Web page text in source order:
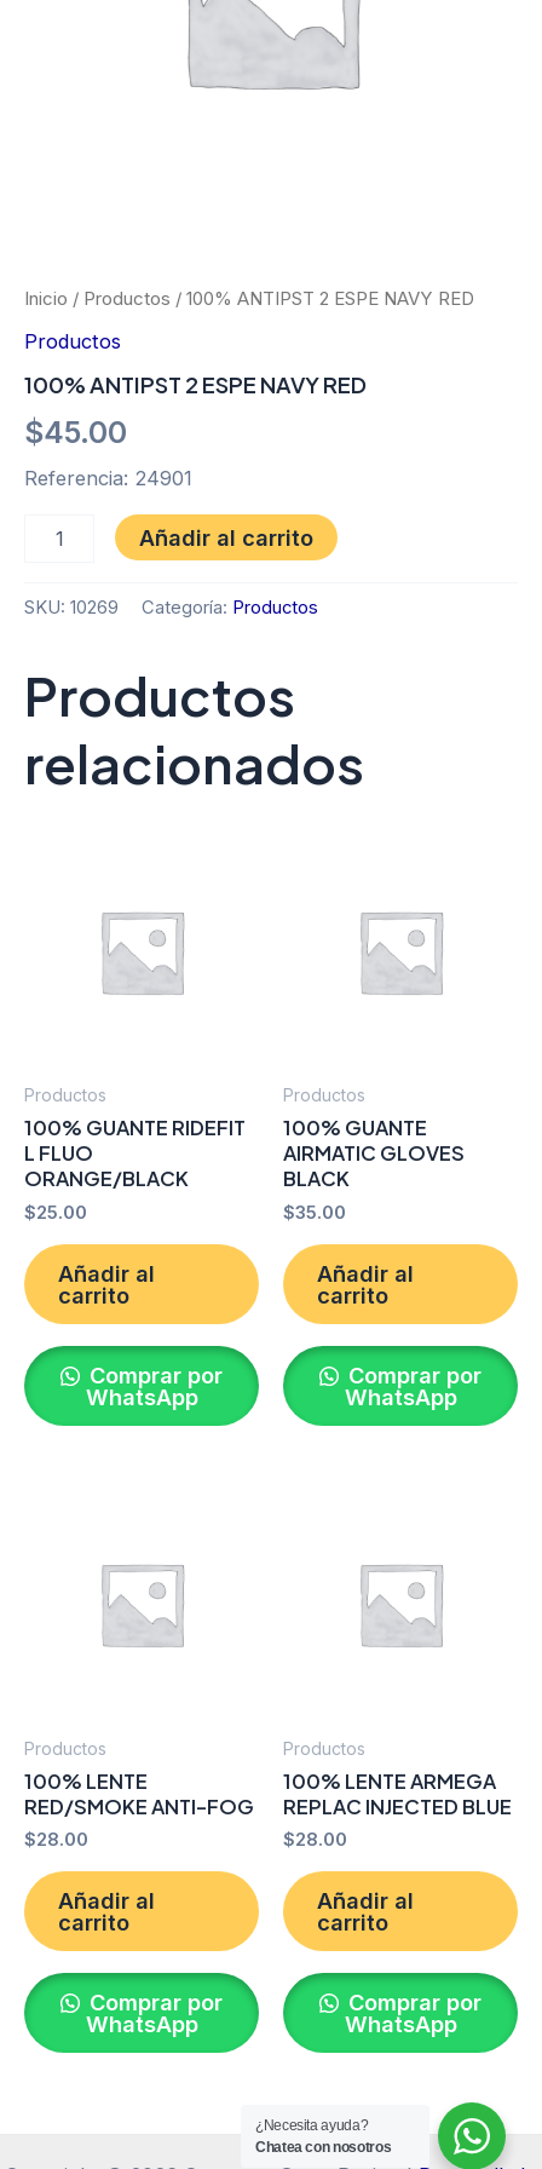
Inicio / Productos / 100% ANTIPST 2 ESPE NAVY RED
Productos
100% ANTIPST 2 ESPE NAVY RED
$45.00
Referencia: 24901
Añadir al carrito
SKU: 10269 Categoría: Productos
Productos
relacionados
Productos
100% GUANTE RIDEFIT
L FLUO
ORANGE/BLACK
$25.00
Añadir al
carrito
Comprar por
WhatsApp
Productos
100% GUANTE
AIRMATIC GLOVES
BLACK
$35.00
Añadir al
carrito
Comprar por
WhatsApp
Productos
100% LENTE
RED/SMOKE ANTI-FOG
$28.00
Añadir al
carrito
Comprar por
WhatsApp
Productos
100% LENTE ARMEGA
REPLAC INJECTED BLUE
$28.00
Añadir al
carrito
Comprar por
WhatsApp
¿Necesita ayuda?
Chatea con nosotros